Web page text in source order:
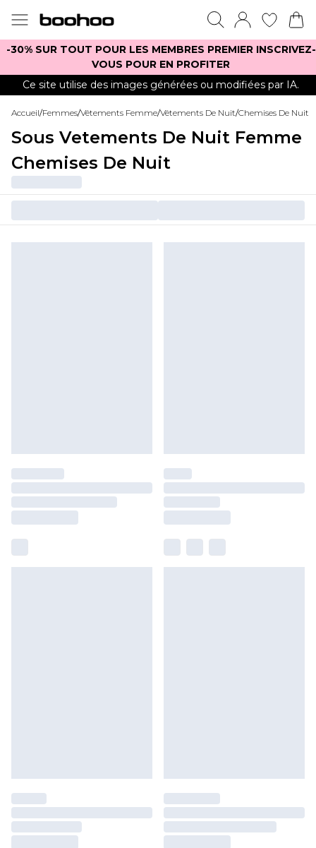
-30% SUR TOUT POUR LES MEMBRES PREMIER INSCRIVEZ-
VOUS POUR EN PROFITER
Ce site utilise des images générées ou modifiées par IA.
Accueil/Femmes/Vêtements Femme/Vêtements De Nuit/Chemises De Nuit
Sous Vetements De Nuit Femme
Chemises De Nuit